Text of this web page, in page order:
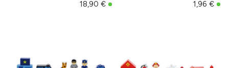
18,90 € 1,96 €